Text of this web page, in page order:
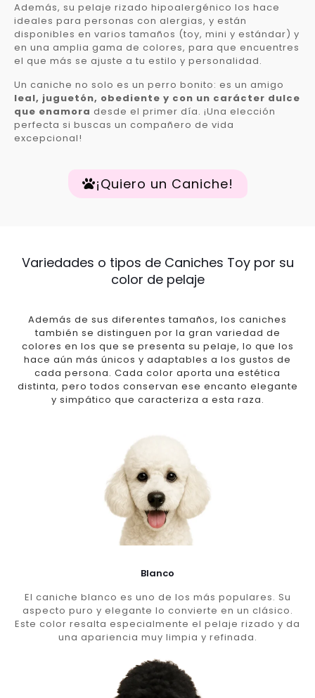
Además, su pelaje rizado hipoalergénico los hace
ideales para personas con alergias, y están
disponibles en varios tamaños (toy, mini y estándar) y
en una amplia gama de colores, para que encuentres
el que más se ajuste a tu estilo y personalidad.
Un caniche no solo es un perro bonito: es un amigo
leal, juguetón, obediente y con un carácter dulce
que enamora desde el primer día. ¡Una elección
perfecta si buscas un compañero de vida
excepcional!
¡Quiero un Caniche!
Variedades o tipos de Caniches Toy por su
color de pelaje
Además de sus diferentes tamaños, los caniches
también se distinguen por la gran variedad de
colores en los que se presenta su pelaje, lo que los
hace aún más únicos y adaptables a los gustos de
cada persona. Cada color aporta una estética
distinta, pero todos conservan ese encanto elegante
y simpático que caracteriza a esta raza.
Blanco
El caniche blanco es uno de los más populares. Su
aspecto puro y elegante lo convierte en un clásico.
Este color resalta especialmente el pelaje rizado y da
una apariencia muy limpia y refinada.